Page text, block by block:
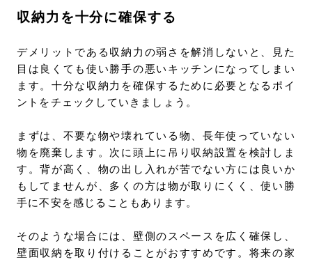
収納力を十分に確保する
デメリットである収納力の弱さを解消しないと、見た
目は良くても使い勝手の悪いキッチンになってしまい
ます。十分な収納力を確保するために必要となるポイ
ントをチェックしていきましょう。
まずは、不要な物や壊れている物、長年使っていない
物を廃棄します。次に頭上に吊り収納設置を検討しま
す。背が高く、物の出し入れが苦でない方には良いか
もしてませんが、多くの方は物が取りにくく、使い勝
手に不安を感じることもあります。
そのような場合には、壁側のスペースを広く確保し、
壁面収納を取り付けることがおすすめです。将来の家